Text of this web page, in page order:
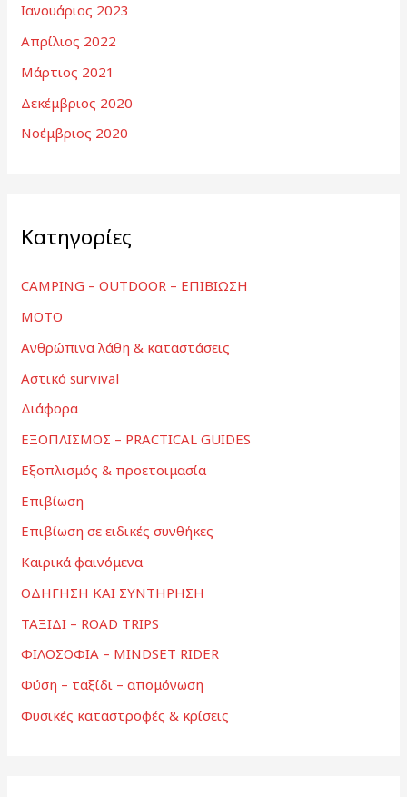
Ιανουάριος 2023
Απρίλιος 2022
Μάρτιος 2021
Δεκέμβριος 2020
Νοέμβριος 2020
Kατηγορίες
CAMPING – OUTDOOR – ΕΠΙΒΙΩΣΗ
MOTO
Ανθρώπινα λάθη & καταστάσεις
Αστικό survival
Διάφορα
ΕΞΟΠΛΙΣΜΟΣ – PRACTICAL GUIDES
Εξοπλισμός & προετοιμασία
Επιβίωση
Επιβίωση σε ειδικές συνθήκες
Καιρικά φαινόμενα
ΟΔΗΓΗΣΗ ΚΑΙ ΣΥΝΤΗΡΗΣΗ
ΤΑΞΙΔΙ – ROAD TRIPS
ΦΙΛΟΣΟΦΙΑ – MINDSET RIDER
Φύση – ταξίδι – απομόνωση
Φυσικές καταστροφές & κρίσεις